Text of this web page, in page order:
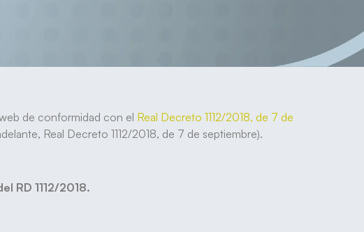
de conformidad con el Real Decreto 1112/2018, de 7 de
Real Decreto 1112/2018, de 7 de septiembre).
RD 1112/2018.